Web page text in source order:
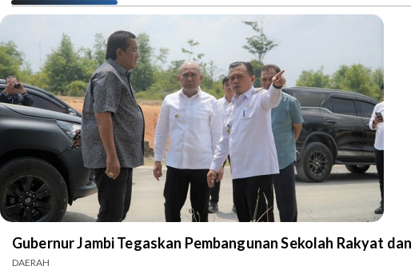
Gubernur Jambi Tegaskan Pembangunan Sekolah Rakyat
DAERAH